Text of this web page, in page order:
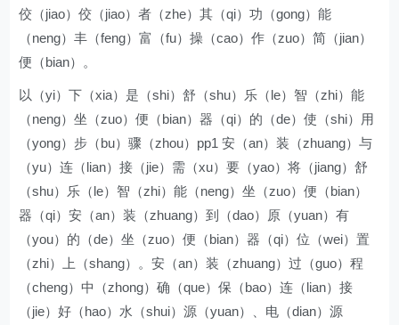
佼（jiao）佼（jiao）者（zhe）其（qi）功（gong）能
（neng）丰（feng）富（fu）操（cao）作（zuo）简（jian）
便（bian）。
以（yi）下（xia）是（shi）舒（shu）乐（le）智（zhi）能
（neng）坐（zuo）便（bian）器（qi）的（de）使（shi）用
（yong）步（bu）骤（zhou）pp1 安（an）装（zhuang）与
（yu）连（lian）接（jie）需（xu）要（yao）将（jiang）舒
（shu）乐（le）智（zhi）能（neng）坐（zuo）便（bian）
器（qi）安（an）装（zhuang）到（dao）原（yuan）有
（you）的（de）坐（zuo）便（bian）器（qi）位（wei）置
（zhi）上（shang）。安（an）装（zhuang）过（guo）程
（cheng）中（zhong）确（que）保（bao）连（lian）接
（jie）好（hao）水（shui）源（yuan）、电（dian）源